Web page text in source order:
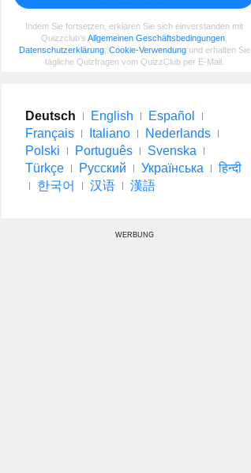
Indem Sie fortsetzen, erklären Sie sich einverstanden mit
Quizzclub's Allgemeinen Geschäftsbedingungen
Datenschutzerklärung, Cookie-Verwendungund erhalten Sie
tägliche Quizfragen vom QuizzClub per E-Mail.
Deutsch English
Español
Français
Italiano
Nederlands
Polski
Português
Svenska
Türkçe
Русский Українська
हिन्दी
한국어
汉语 漢語
WERBUNG